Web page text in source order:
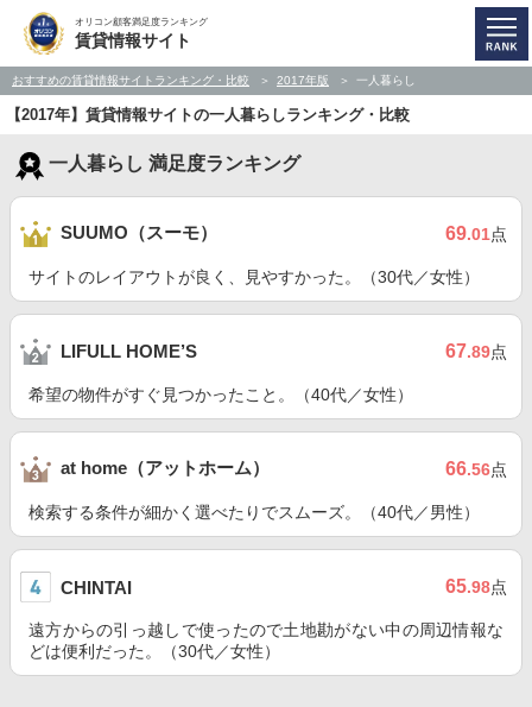
オリコン顧客満足度ランキング
賃貸情報サイト
おすすめの賃貸情報サイトランキング・比較 2017年版 一人暮らし
【2017年】賃貸情報サイトの一人暮らしランキング・比較
一人暮らし 満足度ランキング
SUUMO（スーモ） 69.01点
サイトのレイアウトが良く、見やすかった。（30代／女性）
LIFULL HOME’S 67.89点
希望の物件がすぐ見つかったこと。（40代／女性）
at home（アットホーム） 66.56点
検索する条件が細かく選べたりでスムーズ。（40代／男性）
CHINTAI 65.98点
遠方からの引っ越しで使ったので土地勘がない中の周辺情報な
どは便利だった。（30代／女性）